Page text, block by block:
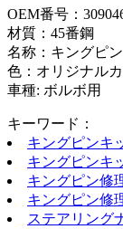
OEM番号：
材質：45番鋼
名称：キングピ
色：オリジナル
車種: ボルボ用
キーワード：
キングピンキ
キングピンキ
キングピン修
キングピン修
ステアリング